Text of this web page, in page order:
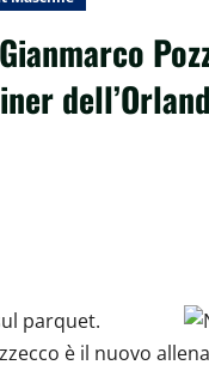
parquet.
è il nuovo